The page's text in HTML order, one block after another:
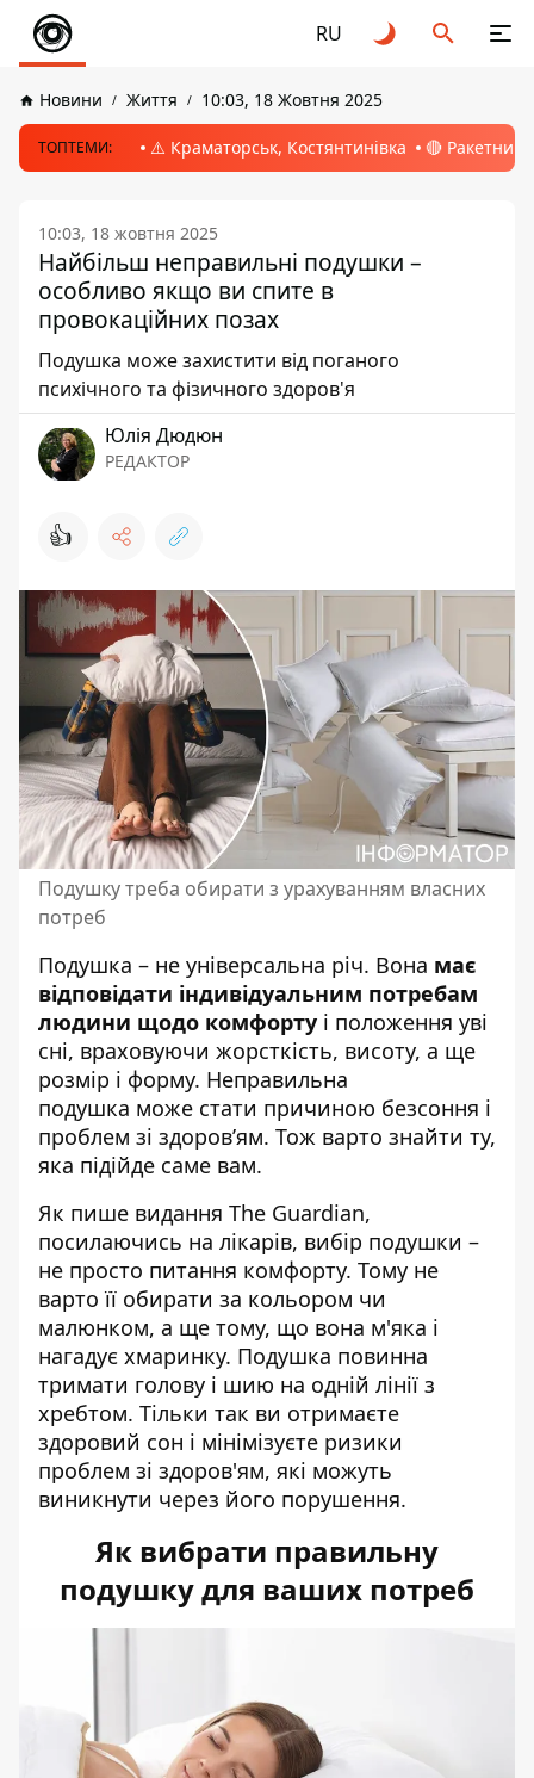
RU
Новини Життя 10:03, 18 Жовтня 2025
ТОПТЕМИ: ⚠️ Краматорськ, Костянтинівка 🔴 Ракетний
10:03, 18 жовтня 2025
Найбільш неправильні подушки –
особливо якщо ви спите в
провокаційних позах
Подушка може захистити від поганого
психічного та фізичного здоров'я
Юлія Дюдюн
РЕДАКТОР
👍
Подушку треба обирати з урахуванням власних
потреб
Подушка – не універсальна річ. Вона має
відповідати індивідуальним потребам
людини щодо комфорту і положення уві
сні, враховуючи жорсткість, висоту, а ще
розмір і форму. Неправильна
подушка може стати причиною безсоння і
проблем зі здоров’ям. Тож варто знайти ту,
яка підійде саме вам.
Як пише видання The Guardian,
посилаючись на лікарів, вибір подушки –
не просто питання комфорту. Тому не
варто її обирати за кольором чи
малюнком, а ще тому, що вона м'яка і
нагадує хмаринку. Подушка повинна
тримати голову і шию на одній лінії з
хребтом. Тільки так ви отримаєте
здоровий сон і мінімізуєте ризики
проблем зі здоров'ям, які можуть
виникнути через його порушення.
Як вибрати правильну
подушку для ваших потреб